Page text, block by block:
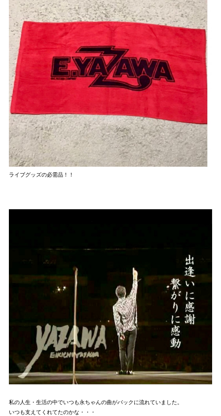
ライブグッズの必需品！！
私の人生・生活の中でいつも永ちゃんの曲がバックに流れていました。
いつも支えてくれてたのかな・・・